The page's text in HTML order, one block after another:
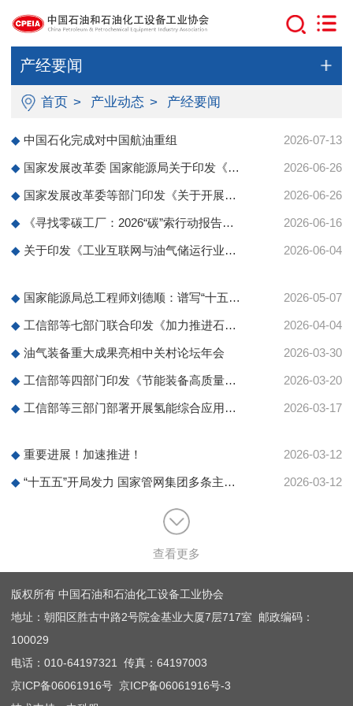
产经要闻
首页 > 产业动态 > 产经要闻
◆ 中国石化完成对中国航油重组 2026-07-13
◆ 国家发展改革委 国家能源局关于印发《新型能源体系建设“十五五”规划》的通知 2026-06-26
◆ 国家发展改革委等部门印发《关于开展重点行业节能降碳改造攻坚三年行动的通知》 2026-06-26
◆ 《寻找零碳工厂：2026“碳”索行动报告》发布 中国石油、中国石化、国家管网集团案例入选 2026-06-16
◆ 关于印发《工业互联网与油气储运行业融合应用参考指南（2026年）》的通知 2026-06-04
◆ 国家能源局总工程师刘德顺：谱写“十五五”高水平能源科技自立自强新篇章 2026-05-07
◆ 工信部等七部门联合印发《加力推进石化化工行业老旧装置更新改造行动方案（2026—2029年）》 2026-04-04
◆ 油气装备重大成果亮相中关村论坛年会 2026-03-30
◆ 工信部等四部门印发《节能装备高质量发展实施方案（2026—2028年）》 2026-03-20
◆ 工信部等三部门部署开展氢能综合应用试点工作 2026-03-17
◆ 重要进展！加速推进！ 2026-03-12
◆ “十五五”开局发力 国家管网集团多条主干天然气管道同步开工 2026-03-12
查看更多
版权所有 中国石油和石油化工设备工业协会
地址：朝阳区胜古中路2号院金基业大厦7层717室 邮政编码：
100029
电话：010-64197321 传真：64197003
京ICP备06061916号 京ICP备06061916号-3